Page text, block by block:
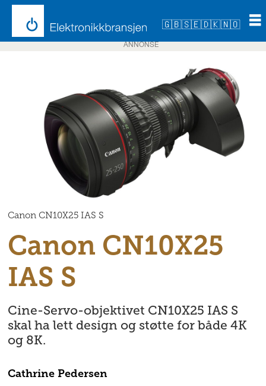
🇬🇧🇸🇪🇩🇰🇳🇴
ANNONSE
Canon CN10X25 IAS S
Canon CN10X25
IAS S
Cine-Servo-objektivet CN10X25 IAS S
skal ha lett design og støtte for både 4K
og 8K.
Cathrine Pedersen